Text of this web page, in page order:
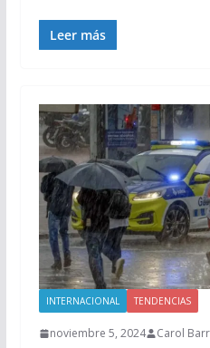
Leer más
INTERNACIONAL TENDENCIAS
noviembre 5, 2024 Carol